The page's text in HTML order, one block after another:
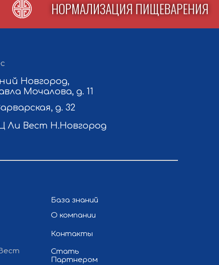
НОРМАЛИЗАЦИЯ
База знаний
О компании
Контакты
Стать
Партнером
д. 32
Новгород,
Мочалова, д. 11
Ли Вест Н.Новгород